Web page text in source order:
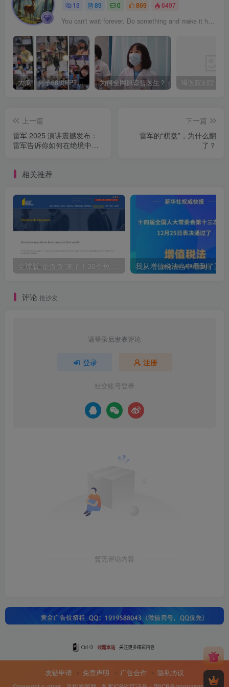
13 89 0 869 6497
You can't wait forever. Do something and make it happen.
大瓜！男子68页PPT曝妻子出轨华南理工博士！ 为何全网原谅曾医生？
上一篇
雷军 2025 演讲震撼发布：
雷军告诉你如何在绝境中找
下一篇
雷军的“棋盘”，为什么翻
了？
相关推荐
全球版“企查查”来了！30个免费官方企业查询网站合集
评论 抢沙发
请登录后发表评论
登录 注册
社交账号登录
暂无评论内容
友链申请 免责声明 广告合作 隐私协议